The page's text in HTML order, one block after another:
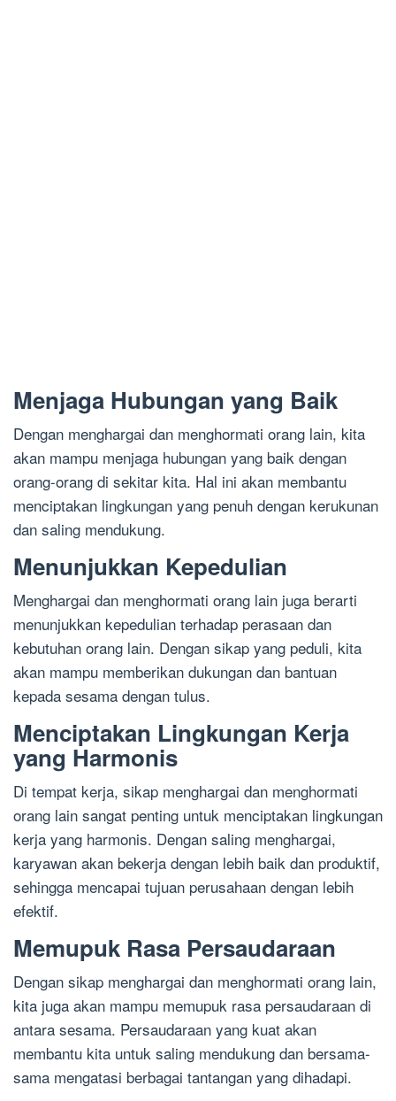
Menjaga Hubungan yang Baik
Dengan menghargai dan menghormati orang lain, kita
akan mampu menjaga hubungan yang baik dengan
orang-orang di sekitar kita. Hal ini akan membantu
menciptakan lingkungan yang penuh dengan kerukunan
dan saling mendukung.
Menunjukkan Kepedulian
Menghargai dan menghormati orang lain juga berarti
menunjukkan kepedulian terhadap perasaan dan
kebutuhan orang lain. Dengan sikap yang peduli, kita
akan mampu memberikan dukungan dan bantuan
kepada sesama dengan tulus.
Menciptakan Lingkungan Kerja
yang Harmonis
Di tempat kerja, sikap menghargai dan menghormati
orang lain sangat penting untuk menciptakan lingkungan
kerja yang harmonis. Dengan saling menghargai,
karyawan akan bekerja dengan lebih baik dan produktif,
sehingga mencapai tujuan perusahaan dengan lebih
efektif.
Memupuk Rasa Persaudaraan
Dengan sikap menghargai dan menghormati orang lain,
kita juga akan mampu memupuk rasa persaudaraan di
antara sesama. Persaudaraan yang kuat akan
membantu kita untuk saling mendukung dan bersama-
sama mengatasi berbagai tantangan yang dihadapi.